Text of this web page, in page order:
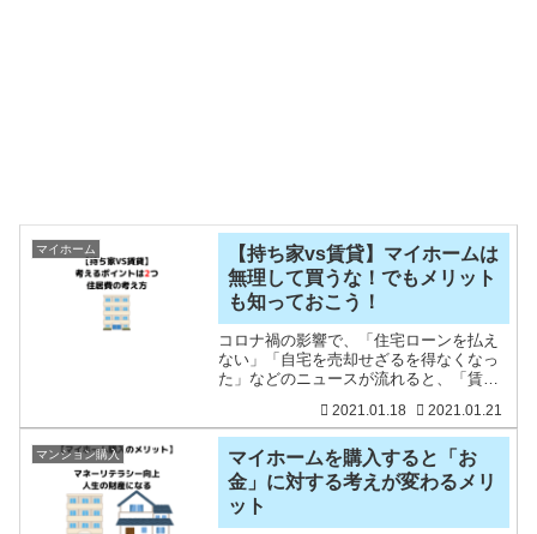
マイホーム
【持ち家vs賃貸】マイホームは
無理して買うな！でもメリット
も知っておこう！
コロナ禍の影響で、「住宅ローンを払え
ない」「自宅を売却せざるを得なくなっ
た」などのニュースが流れると、「賃貸
す。私は賃貸派でしたが、住宅ローンを
利用してマンションを購入しました。賃
貸でも住宅ローンを活用した
2021.01.18 2021.01.21
マンション購入
マイホームを購入すると「お
金」に対する考えが変わるメリ
ット